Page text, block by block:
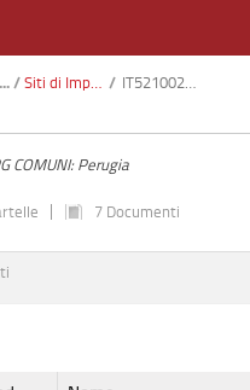
Siti di Importanza Comunitaria SIC / IT5210025 - Ansa degli Ornari
COMUNI: Perugia
7 Documenti